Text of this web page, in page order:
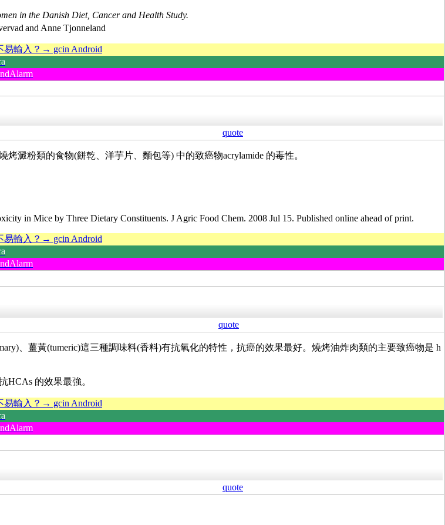
in the Danish Diet, Cancer and Health Study.
and Anne Tjonneland
易輸入？→ gcin Android
quote
澱粉類的食物(餅乾、洋芋片、麵包等) 中的致癌物acrylamide 的毒性。
in Mice by Three Dietary Constituents. J Agric Food Chem. 2008 Jul 15. Published online ahead of print.
易輸入？→ gcin Android
quote
、薑黃(tumeric)這三種調味料(香料)有抗氧化的特性，抗癌的效果最好。燒烤油炸肉類的主要致癌物是 h
HCAs 的效果最強。
易輸入？→ gcin Android
quote